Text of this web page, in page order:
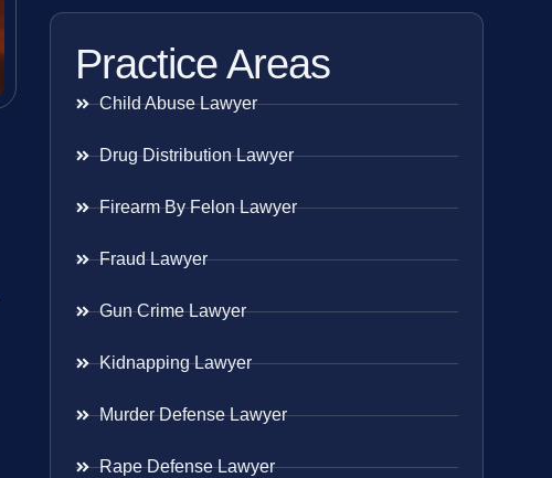
Practice Areas
Child Abuse Lawyer
Drug Distribution Lawyer
Firearm By Felon Lawyer
Fraud Lawyer
Gun Crime Lawyer
Kidnapping Lawyer
Murder Defense Lawyer
Rape Defense Lawyer